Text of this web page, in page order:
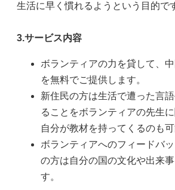
生活に早く慣れるようという目的で
3.サービス内容
ボランティアの力を貸して、
を無料でご提供します。
新住民の方は生活で遭った言
ることをボランティアの先生に
自分が教材を持ってくるのも可
ボランティアへのフィードバ
の方は自分の国の文化や出来
す。